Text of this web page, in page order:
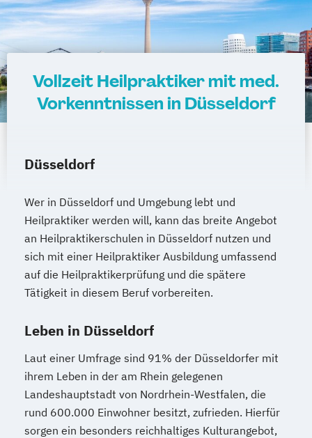
Vollzeit Heilpraktiker mit med.
Vorkenntnissen in Düsseldorf
Düsseldorf
Wer in Düsseldorf und Umgebung lebt und
Heilpraktiker werden will, kann das breite Angebot
an Heilpraktikerschulen in Düsseldorf nutzen und
sich mit einer Heilpraktiker Ausbildung umfassend
auf die Heilpraktikerprüfung und die spätere
Tätigkeit in diesem Beruf vorbereiten.
Leben in Düsseldorf
Laut einer Umfrage sind 91% der Düsseldorfer mit
ihrem Leben in der am Rhein gelegenen
Landeshauptstadt von Nordrhein-Westfalen, die
rund 600.000 Einwohner besitzt, zufrieden. Hierfür
sorgen ein besonders reichhaltiges Kulturangebot,